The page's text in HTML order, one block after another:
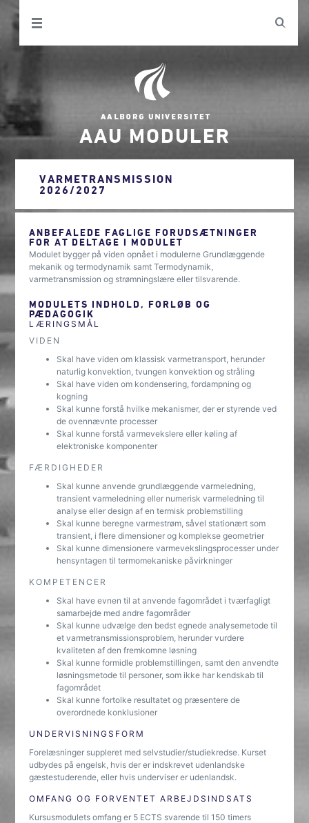
AAU MODULER
VARMETRANSMISSION
2026/2027
ANBEFALEDE FAGLIGE FORUDSÆTNINGER
FOR AT DELTAGE I MODULET
Modulet bygger på viden opnået i modulerne Grundlæggende
mekanik og termodynamik samt Termodynamik,
varmetransmission og strømningslære eller tilsvarende.
MODULETS INDHOLD, FORLØB OG
PÆDAGOGIK
LÆRINGSMÅL
VIDEN
Skal have viden om klassisk varmetransport, herunder
naturlig konvektion, tvungen konvektion og stråling
Skal have viden om kondensering, fordampning og
kogning
Skal kunne forstå hvilke mekanismer, der er styrende ved
de ovennævnte processer
Skal kunne forstå varmevekslere eller køling af
elektroniske komponenter
FÆRDIGHEDER
Skal kunne anvende grundlæggende varmeledning,
transient varmeledning eller numerisk varmeledning til
analyse eller design af en termisk problemstilling
Skal kunne beregne varmestrøm, såvel stationært som
transient, i flere dimensioner og komplekse geometrier
Skal kunne dimensionere varmevekslingsprocesser under
hensyntagen til termomekaniske påvirkninger
KOMPETENCER
Skal have evnen til at anvende fagområdet i tværfagligt
samarbejde med andre fagområder
Skal kunne udvælge den bedst egnede analysemetode til
et varmetransmissionsproblem, herunder vurdere
kvaliteten af den fremkomne løsning
Skal kunne formidle problemstillingen, samt den anvendte
løsningsmetode til personer, som ikke har kendskab til
fagområdet
Skal kunne fortolke resultatet og præsentere de
overordnede konklusioner
UNDERVISNINGSFORM
Forelæsninger suppleret med selvstudier/studiekredse. Kurset
udbydes på engelsk, hvis der er indskrevet udenlandske
gæstestuderende, eller hvis underviser er udenlandsk.
OMFANG OG FORVENTET ARBEJDSINDSATS
Kursusmodulets omfang er 5 ECTS svarende til 150 timers